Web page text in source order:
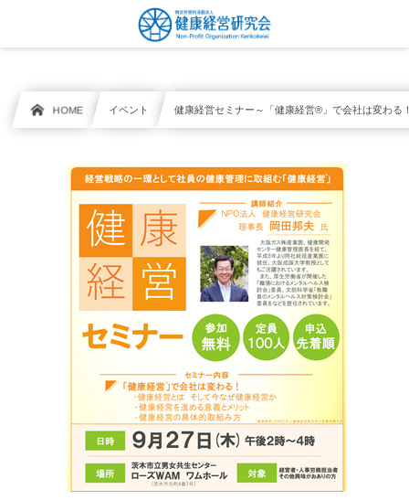
HOME イベント 健康経営セミナー～「健康経営®」で会社は変わる